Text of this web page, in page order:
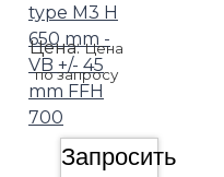
type M3 H
650 mm -
VB +/- 45
mm FFH
700
Цена:Цена
по запросу
Запросить